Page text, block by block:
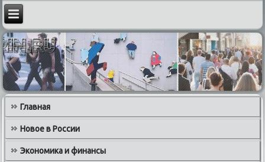
Главная
Новое в России
Экономика и финансы